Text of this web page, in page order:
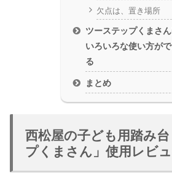
欠点は、置き場所
ツーステップくまさ
いろいろな使い方がで
る
まとめ
西松屋の子ども用踏み
プくまさん」使用レビ